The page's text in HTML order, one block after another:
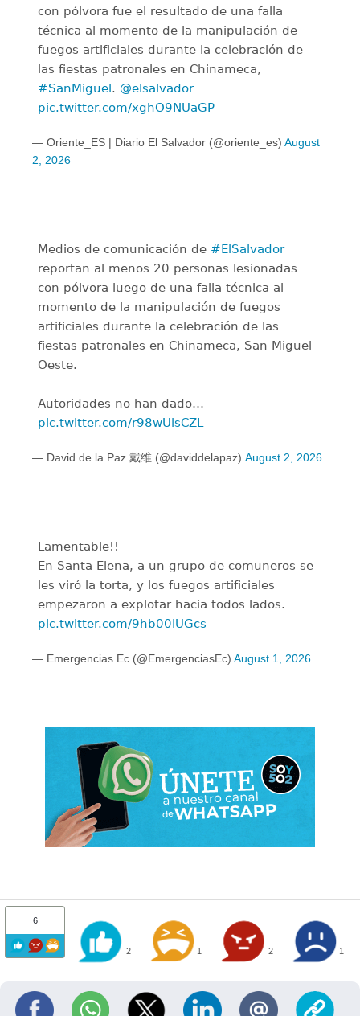
con pólvora fue el resultado de una falla
técnica al momento de la manipulación de
fuegos artificiales durante la celebración de
las fiestas patronales en Chinameca,
#SanMiguel. @elsalvador
pic.twitter.com/xghO9NUaGP
— Oriente_ES | Diario El Salvador (@oriente_es) August
2, 2026
Medios de comunicación de #ElSalvador
reportan al menos 20 personas lesionadas
con pólvora luego de una falla técnica al
momento de la manipulación de fuegos
artificiales durante la celebración de las
fiestas patronales en Chinameca, San Miguel
Oeste.
Autoridades no han dado…
pic.twitter.com/r98wUlsCZL
— David de la Paz 戴维 (@daviddelapaz) August 2, 2026
Lamentable!!
En Santa Elena, a un grupo de comuneros se
les viró la torta, y los fuegos artificiales
empezaron a explotar hacia todos lados.
pic.twitter.com/9hb00iUGcs
— Emergencias Ec (@EmergenciasEc) August 1, 2026
6
2 1 2 1